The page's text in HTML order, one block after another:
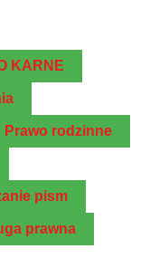
KARNE
Pra­wo rodzinne
pism
prawna